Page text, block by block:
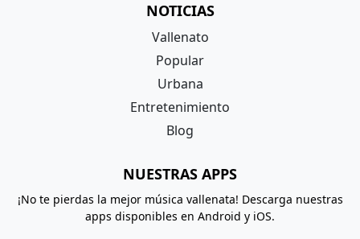
NOTICIAS
Vallenato
Popular
Urbana
Entretenimiento
Blog
NUESTRAS APPS
¡No te pierdas la mejor música vallenata! Descarga nuestras
apps disponibles en Android y iOS.